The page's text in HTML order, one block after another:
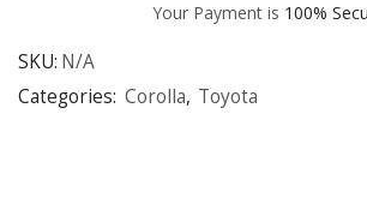
Your Payment is 100%
SKU: N/A
Categories: Corolla, Toyota